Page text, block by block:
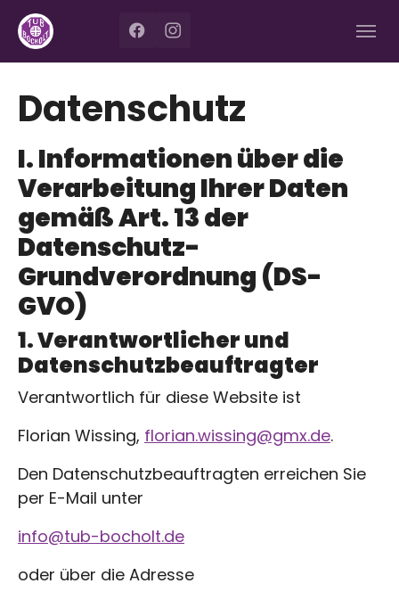
Zum Hauptinhalt springen
Skip to page footer
Datenschutz
I. Informationen über die
Verarbeitung Ihrer Daten
gemäß Art. 13 der
Datenschutz-
Grundverordnung (DS-
GVO)
1. Verantwortlicher und
Datenschutzbeauftragter
Verantwortlich für diese Website ist
Florian Wissing, florian.wissing@gmx.de.
Den Datenschutzbeauftragten erreichen Sie
per E-Mail unter
info@tub-bocholt.de
oder über die Adresse